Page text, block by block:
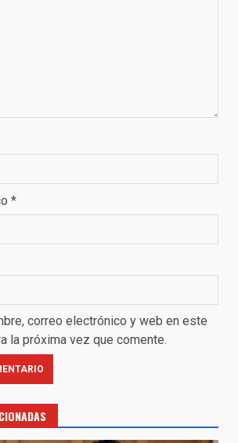
*
correo electrónico y web en este
la próxima vez que comente.